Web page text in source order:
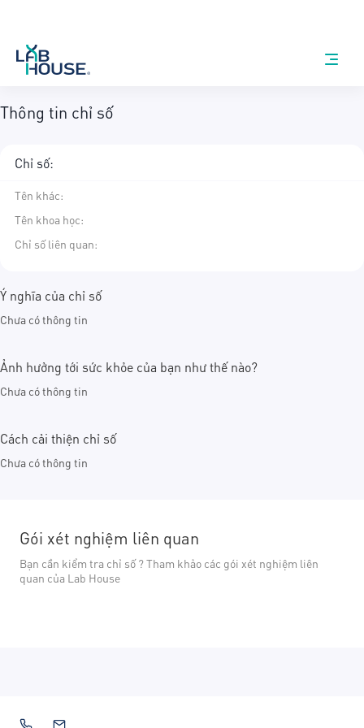
Thông tin chỉ số
Chỉ số:
Tên khác:
Tên khoa học:
Chỉ số liên quan:
Ý nghĩa của chỉ số
Chưa có thông tin
Ảnh hưởng tới sức khỏe của bạn như thế nào?
Chưa có thông tin
Cách cải thiện chỉ số
Chưa có thông tin
Gói xét nghiệm liên quan
Bạn cần kiểm tra chỉ số ? Tham khảo các gói xét nghiệm liên
quan của Lab House